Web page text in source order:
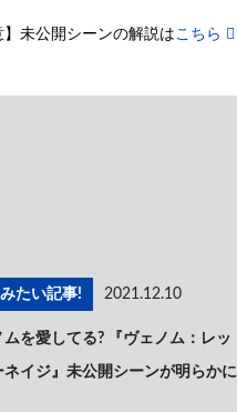
】未公開シーンの解説はこちら
たい記事! 2021.12.10
を愛してる? 『ヴェノム：レッ
イジ』未公開シーンが明らか